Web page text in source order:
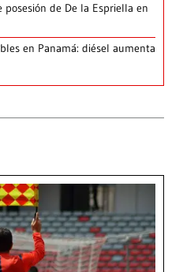
de De la Espriella en
en Panamá: diésel aumenta